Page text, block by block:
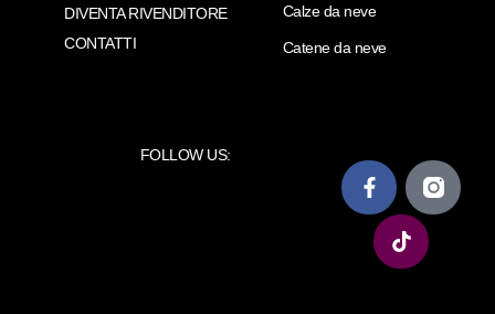
DIVENTA RIVENDITORE
CONTATTI
Calze da neve
Catene da neve
FOLLOW US: